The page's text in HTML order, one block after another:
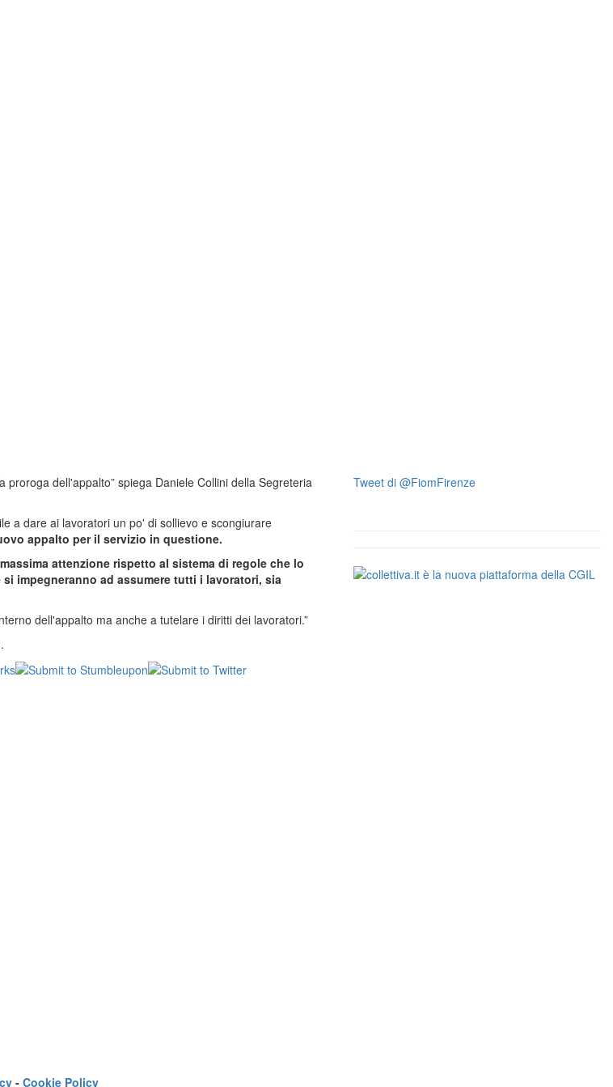
dell'appalto” spiega Daniele Collini della Segreteria
a dare ai lavoratori un po' di sollievo e scongiurare
appalto per il servizio in questione.
attenzione rispetto al sistema di regole che lo
impegneranno ad assumere tutti i lavoratori, sia
dell'appalto ma anche a tutelare i diritti dei lavoratori.”
- Cookie Policy
Tweet di @FiomFirenze